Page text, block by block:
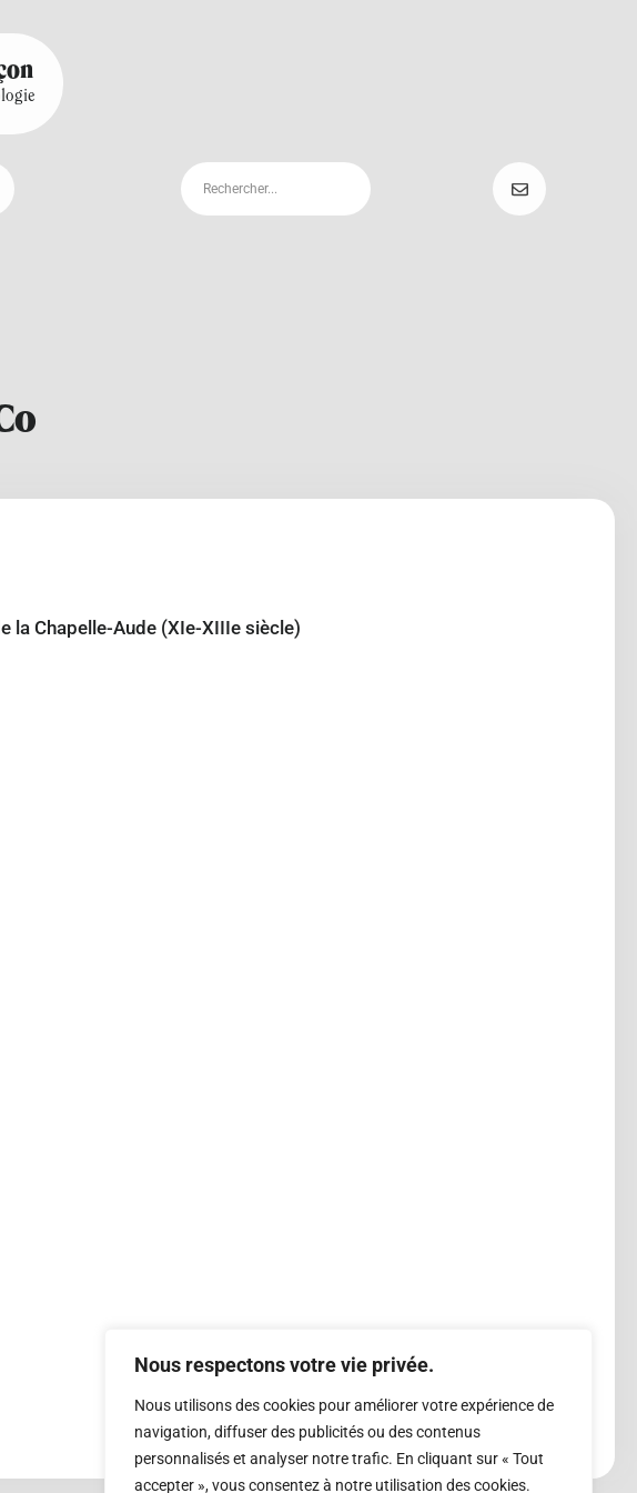
Nous respectons votre vie privée.
Nous utilisons des cookies pour améliorer votre expérience de
navigation, diffuser des publicités ou des contenus
personnalisés et analyser notre trafic. En cliquant sur « Tout
accepter », vous consentez à notre utilisation des cookies.
la Chapelle-Aude (XIe-XIIIe siècle)